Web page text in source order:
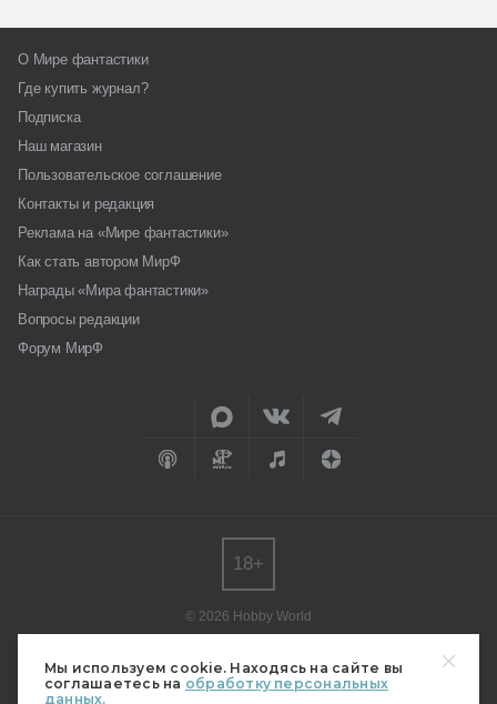
Мы используем cookie. Находясь на сайте вы
соглашаетесь на обработку персональных
данных.
О Мире фантастики
Где купить журнал?
Подписка
Наш магазин
Пользовательское соглашение
Контакты и редакция
Реклама на «Мире фантастики»
Как стать автором МирФ
Награды «Мира фантастики»
Вопросы редакции
Форум МирФ
© 2026 Hobby World
редакции.
Мнение авторов может не совпадать с мнением редакции.
18+